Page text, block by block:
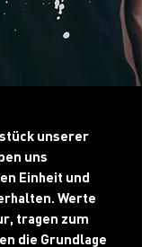
unserer
uns
Einheit und
Werte
tragen zum
die Grundlage